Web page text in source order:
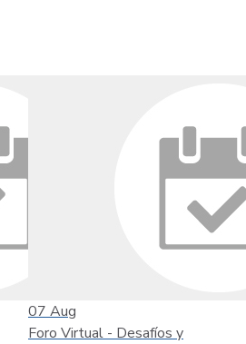
07 Aug
Foro Virtual - Desafíos y